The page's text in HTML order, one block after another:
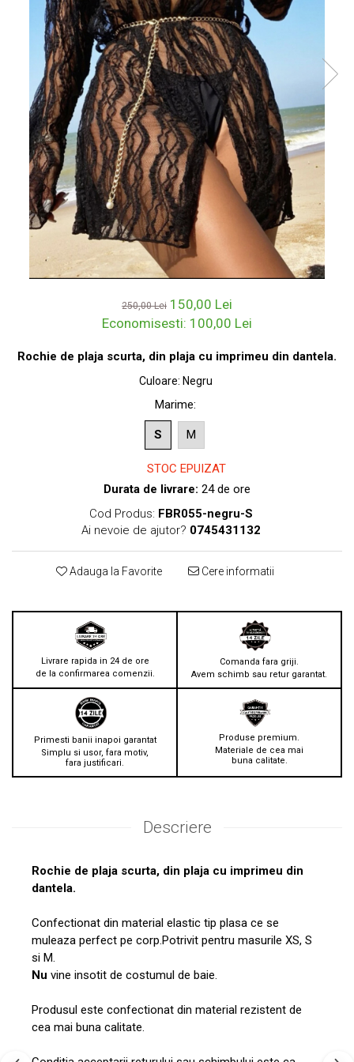
250,00 Lei 150,00 Lei
Economisesti: 100,00 Lei
Rochie de plaja scurta, din plaja cu imprimeu din dantela.
Culoare: Negru
Marime:
S M
STOC EPUIZAT
Durata de livrare: 24 de ore
Cod Produs: FBR055-negru-S
Ai nevoie de ajutor? 0745431132
Adauga la Favorite Cere informatii
Livrare rapida in 24 de ore
de la confirmarea comenzii.
Comanda fara griji.
Avem schimb sau retur garantat.
Primesti banii inapoi garantat
Simplu si usor, fara motiv,
fara justificari.
Produse premium.
Materiale de cea mai
buna calitate.
Descriere
Rochie de plaja scurta, din plaja cu imprimeu din
dantela.
Confectionat din material elastic tip plasa ce se
muleaza perfect pe corp.Potrivit pentru masurile XS, S
si M.
Nu vine insotit de costumul de baie.
Produsul este confectionat din material rezistent de
cea mai buna calitate.